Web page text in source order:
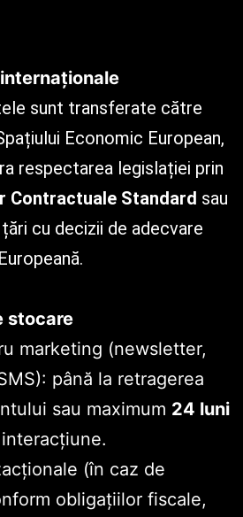
sunt transferate către
Economic European,
respectarea legislației prin
Contractuale Standard sau
cu decizii de adecvare
stocare
marketing (newsletter,
până la retragerea
sau maximum 24 luni
(în caz de
obligațiilor fiscale,